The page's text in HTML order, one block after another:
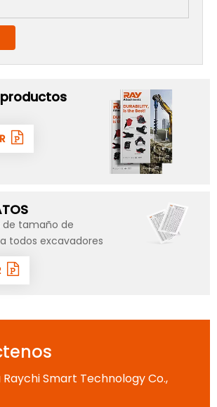
de tamaño de
todos excavadores
Smart Technology Co.,